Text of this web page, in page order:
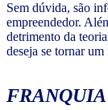
Sem dúvida, são
empreendedor.
detrimento da
deseja se tornar